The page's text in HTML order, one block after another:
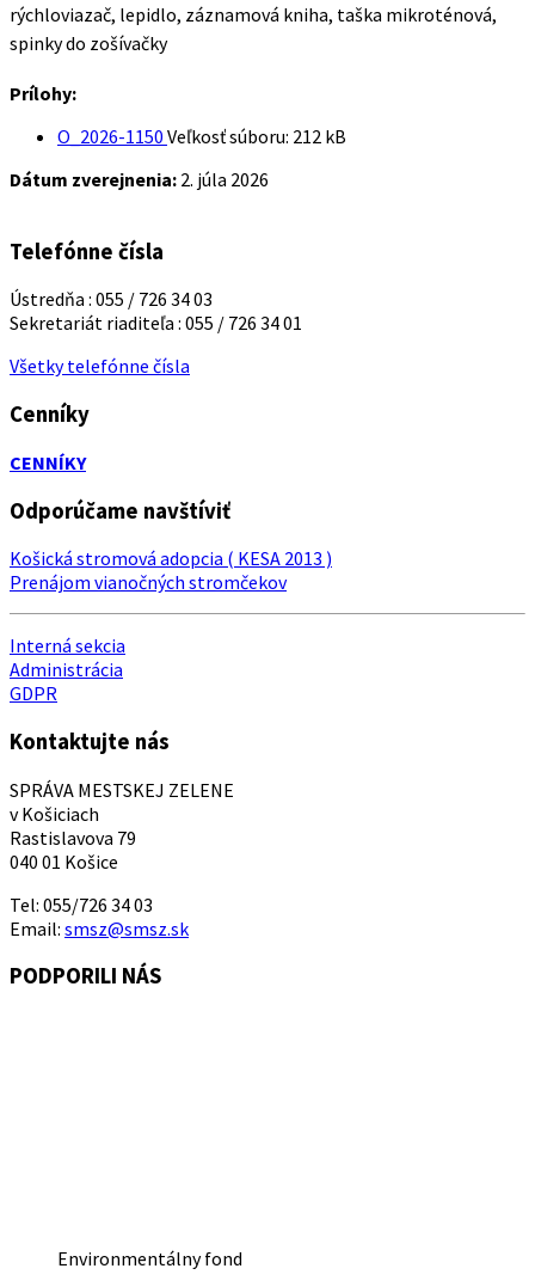
rýchloviazač, lepidlo, záznamová kniha, taška mikroténová,
spinky do zošívačky
Prílohy:
O_2026-1150 Veľkosť súboru: 212 kB
Dátum zverejnenia: 2. júla 2026
Telefónne čísla
Ústredňa : 055 / 726 34 03
Sekretariát riaditeľa : 055 / 726 34 01
Všetky telefónne čísla
Cenníky
CENNÍKY
Odporúčame navštíviť
Košická stromová adopcia ( KESA 2013 )
Prenájom vianočných stromčekov
Interná sekcia
Administrácia
GDPR
Kontaktujte nás
SPRÁVA MESTSKEJ ZELENE
v Košiciach
Rastislavova 79
040 01 Košice
Tel: 055/726 34 03
Email: smsz@smsz.sk
PODPORILI NÁS
Environmentálny fond